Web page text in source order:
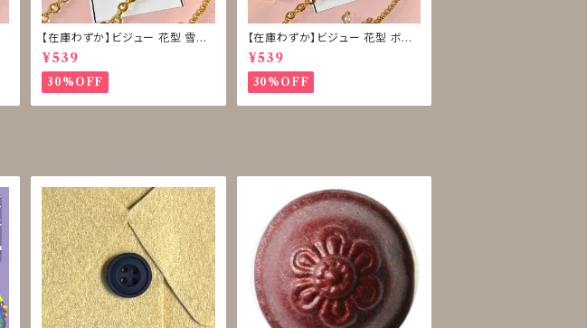
【在庫わずか】ビジュー 花型 雪型
ボタン 再販なし
¥539
30%OFF
【在庫わずか】ビジュー 花型 ボタ
ン 再販なし
¥539
30%OFF